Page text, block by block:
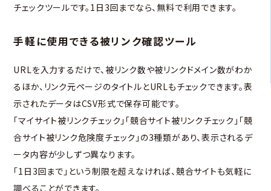
チェックツールです。1日3回までなら、無料で利用できます。
手軽に使用できる被リンク確認ツール
URLを入力するだけで、被リンク数や被リンクドメイン数がわか
るほか、リンク元ページのタイトルとURLもチェックできます。表
示されたデータはCSV形式で保存可能です。
「マイサイト被リンクチェック」「競合サイト被リンクチェック」「競
合サイト被リンク危険度チェック」の3種類があり、表示されるデ
ータ内容が少しずつ異なります。
「1日3回まで」という制限を超えなければ、競合サイトも気軽に
調べることができます。